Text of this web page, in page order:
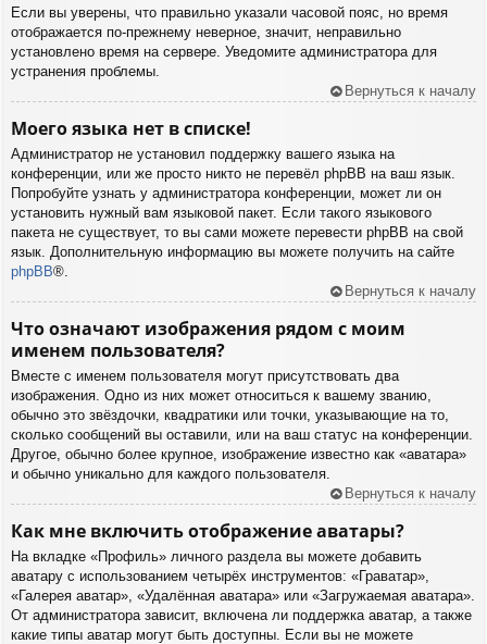
Если вы уверены, что правильно указали часовой пояс, но время
отображается по-прежнему неверное, значит, неправильно
установлено время на сервере. Уведомите администратора для
устранения проблемы.
Вернуться к началу
Моего языка нет в списке!
Администратор не установил поддержку вашего языка на
конференции, или же просто никто не перевёл phpBB на ваш язык.
Попробуйте узнать у администратора конференции, может ли он
установить нужный вам языковой пакет. Если такого языкового
пакета не существует, то вы сами можете перевести phpBB на свой
язык. Дополнительную информацию вы можете получить на сайте
phpBB®.
Вернуться к началу
Что означают изображения рядом с моим
именем пользователя?
Вместе с именем пользователя могут присутствовать два
изображения. Одно из них может относиться к вашему званию,
обычно это звёздочки, квадратики или точки, указывающие на то,
сколько сообщений вы оставили, или на ваш статус на конференции.
Другое, обычно более крупное, изображение известно как «аватара»
и обычно уникально для каждого пользователя.
Вернуться к началу
Как мне включить отображение аватары?
На вкладке «Профиль» личного раздела вы можете добавить
аватару с использованием четырёх инструментов: «Граватар»,
«Галерея аватар», «Удалённая аватара» или «Загружаемая аватара».
От администратора зависит, включена ли поддержка аватар, а также
какие типы аватар могут быть доступны. Если вы не можете